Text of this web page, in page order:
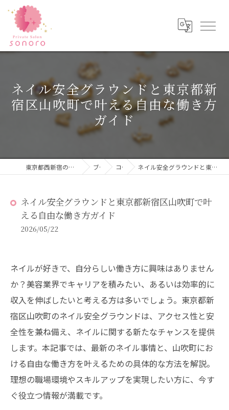
ネイル安全グラウンドと東京都新
宿区山吹町で叶える自由な働き方
ガイド
東京都西新宿のネイルならPrivateSalon sonoro ブログ コラム ネイル安全グラウンドと東京都新宿区山吹町で叶える自由な働き方ガイド
ネイル安全グラウンドと東京都新宿区山吹町で叶
える自由な働き方ガイド
2026/05/22
ネイルが好きで、自分らしい働き方に興味はありません
か？美容業界でキャリアを積みたい、あるいは効率的に
収入を伸ばしたいと考える方は多いでしょう。東京都新
宿区山吹町のネイル安全グラウンドは、アクセス性と安
全性を兼ね備え、ネイルに関する新たなチャンスを提供
します。本記事では、最新のネイル事情と、山吹町にお
ける自由な働き方を叶えるための具体的な方法を解説。
理想の職場環境やスキルアップを実現したい方に、今す
ぐ役立つ情報が満載です。